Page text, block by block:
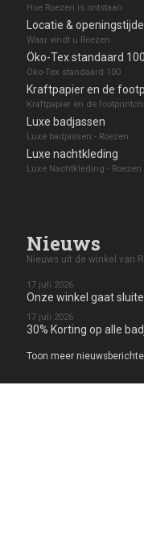
Hoe Roezen is ontstaan
Locatie &
Waar vindt u Roezen
Öko-Tex standaard
Öko-Tex standaard 100
Kraftpapier en de
Kraftpapier en de
Luxe badjassen
Luxe badjassen - Roezen
Luxe nachtkleding
Luxe Nachtkleding - Roezen
Nieuws
Nieuws uit de winkel van
17 juli 2026
Onze winkel gaat
17 juli 2026
30% Korting op alle
Toon meer